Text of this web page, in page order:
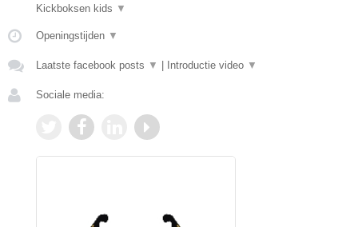
Kickboksen kids ▼
Openingstijden ▼
Laatste facebook posts ▼ Introductie video ▼
Sociale media: